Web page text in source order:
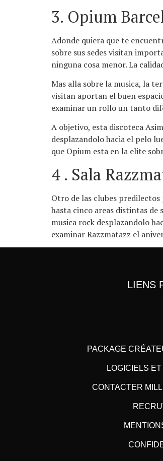
3. Opium
Adonde quiera que te
sobre sus sedes visitan
ninguna cosa menor. La
Mas alla sobre la musica, la
visitan aportan el buen
examinar un rollo un tanto
A objetivo, esta discoteca
desplazandolo hacia el pelo
que Opium esta en la elite
4 . Sala
Otro de las clubes predilectos
hasta cinco areas distintas de
musica rock desplazandolo
examinar Razzmatazz el
LIENS
PACKAGE
LOGICIELS
CONTACTER